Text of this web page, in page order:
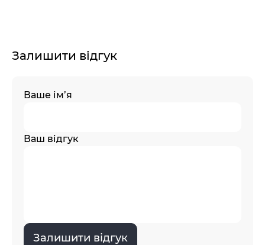
Залишити відгук
Ваше ім’я
Ваш відгук
Залишити відгук